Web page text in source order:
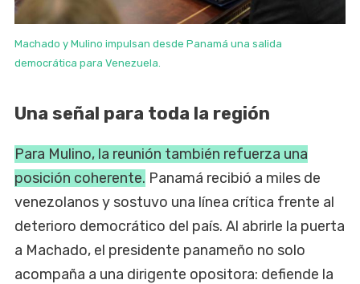
Machado y Mulino impulsan desde Panamá una salida
democrática para Venezuela.
Una señal para toda la región
Para Mulino, la reunión también refuerza una
posición coherente. Panamá recibió a miles de
venezolanos y sostuvo una línea crítica frente al
deterioro democrático del país. Al abrirle la puerta
a Machado, el presidente panameño no solo
acompaña a una dirigente opositora: defiende la